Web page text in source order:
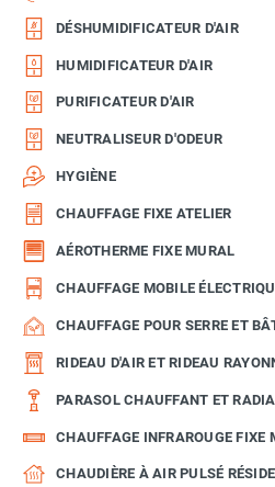
DÉSHUMIDIFICATEUR D'AIR
HUMIDIFICATEUR D'AIR
PURIFICATEUR D'AIR
NEUTRALISEUR D'ODEUR
HYGIÈNE
CHAUFFAGE FIXE ATELIER
AÉROTHERME FIXE MURAL
CHAUFFAGE MOBILE
CHAUFFAGE POUR SERRE ET
RIDEAU D'AIR ET RIDEAU
PARASOL CHAUFFANT ET
CHAUFFAGE INFRAROUGE FIXE
CHAUDIÈRE À AIR PULSÉ